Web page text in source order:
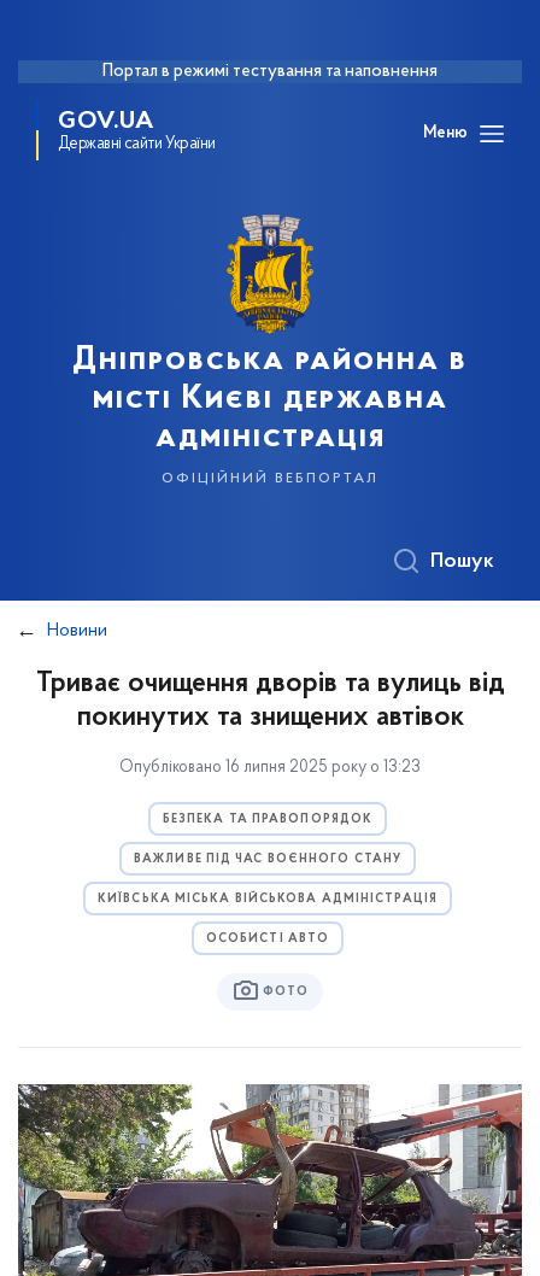
Портал в режимі тестування та наповнення
GOV.UA
Державні сайти України
Меню
Дніпровська районна в
місті Києві державна
адміністрація
офіційний вебпортал
Пошук
Новини
Триває очищення дворів та вулиць від
покинутих та знищених автівок
Опубліковано 16 липня 2025 року о 13:23
БЕЗПЕКА ТА ПРАВОПОРЯДОК
ВАЖЛИВЕ ПІД ЧАС ВОЄННОГО СТАНУ
КИЇВСЬКА МІСЬКА ВІЙСЬКОВА АДМІНІСТРАЦІЯ
ОСОБИСТІ АВТО
ФОТО